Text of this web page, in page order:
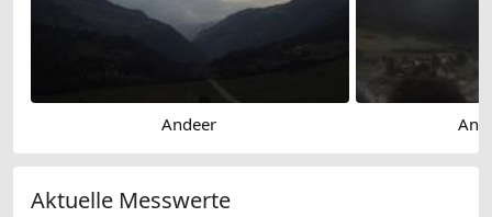
Andeer
Aktuelle Messwerte